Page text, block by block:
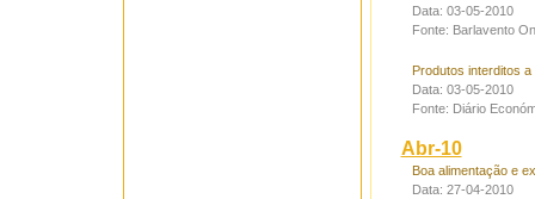
Data: 03-05-2010
Fonte: Barlavento
Produtos interditos
Data: 03-05-2010
Fonte: Diário
Abr-10
Boa alimentação e
Data: 27-04-2010